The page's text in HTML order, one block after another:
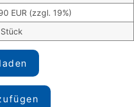
EUR (zzgl. 19%)